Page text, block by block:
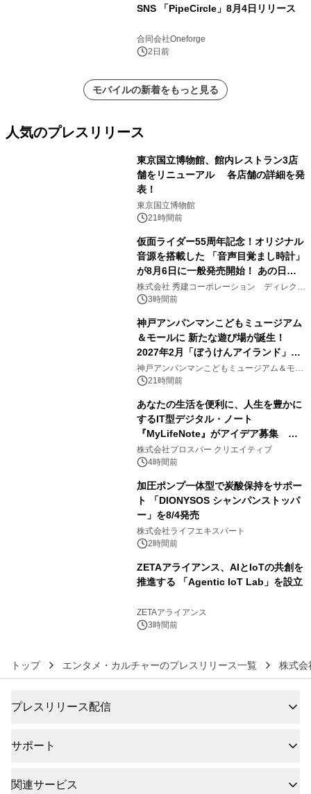
SNS 「PipeCircle」8月4日リリース
合同会社Oneforge
2日前
モバイルの新着をもっと見る
人気のプレスリリース
東京国立博物館、館内レストラン3店
舗をリニューアル 各店舗の詳細を発
表！
東京国立博物館
21時間前
仮面ライダー55周年記念！オリジナル
音源を搭載した 「音声目覚まし時計」
が8月6日に一般発売開始！ あの日の
大興奮が今甦る
株式会社 秀建コーポレーション ディレクト
アートギャラリー
3時間前
神戸アンパンマンこどもミュージアム
＆モールに 新たな遊び場が誕生！
2027年2月「ぼうけんアイランド」が
オープン
神戸アンパンマンこどもミュージアム＆モー
ル 21時間前
あなたの生活を便利に、人生を豊かに
するIT型デジタル・ノート
『MyLifeNote』がアイデア募集 優
秀賞100名に1年間無償試用
株式会社プロスパー クリエイティブ
4時間前
加圧ポンプ一体型で炭酸保持をサポー
ト 「DIONYSOS シャンパンストッパ
ー」を8/4発売
株式会社ライフエキスパート
2時間前
ZETAアライアンス、AIとIoTの共創を
推進する 「Agentic IoT Lab」を設立
ZETAアライアンス
3時間前
トップ エンタメ・カルチャーのプレスリリース一覧 株式会
プレスリリース配信
サポート
関連サービス